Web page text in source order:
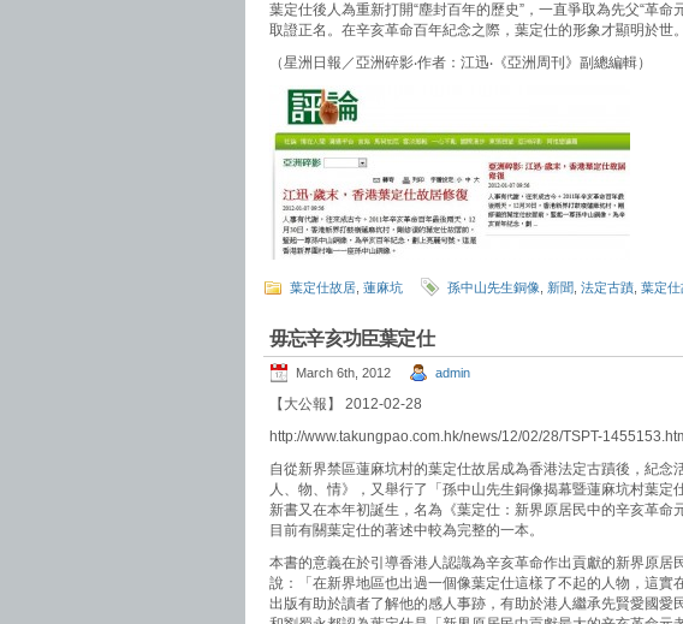
葉定仕後人為重新打開“塵封百年的歷史”，一直爭取為先父“革
取證正名。在辛亥革命百年紀念之際，葉定仕的形象才顯明於世。
（星洲日報／亞洲碎影‧作者：江迅‧《亞洲周刊》副總編輯）
葉定仕故居 蓮麻坑 孫中山先生銅像 新聞 法定古蹟 葉定仕
毋忘辛亥功臣葉定仕
March 6th, 2012 admin
【大公報】 2012-02-28
http://www.takungpao.com.hk/news/12/02/28/TSPT-
自從新界禁區蓮麻坑村的葉定仕故居成為香港法定古蹟後，紀念
人、物、情》，又舉行了「孫中山先生銅像揭幕暨蓮麻坑村葉
新書又在本年初誕生，名為《葉定仕：新界原居民中的辛亥革
目前有關葉定仕的著述中較為完整的一本。
本書的意義在於引導香港人認識為辛亥革命作出貢獻的新界原居
說：「在新界地區也出過一個像葉定仕這樣了不起的人物，這實
出版有助於讀者了解他的感人事跡，有助於港人繼承先賢愛國